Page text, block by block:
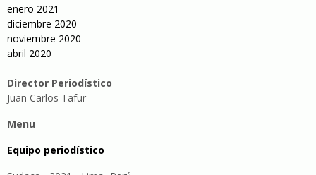
enero 2021
diciembre 2020
noviembre 2020
abril 2020
Director Periodístico
Juan Carlos Tafur
Menu
Equipo periodístico